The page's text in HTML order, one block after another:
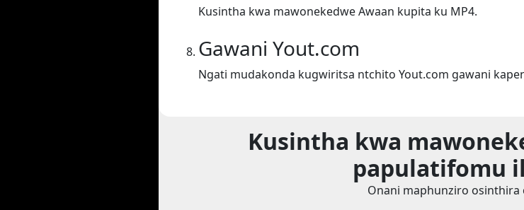
Kusintha kwa mawonekedwe Awaan kupita ku MP4.
Gawani Yout.com
Ngati mudakonda kugwiritsa ntchito Yout.com gawani
Kusintha kwa
papulatifomu
Onani maphunziro osinthira